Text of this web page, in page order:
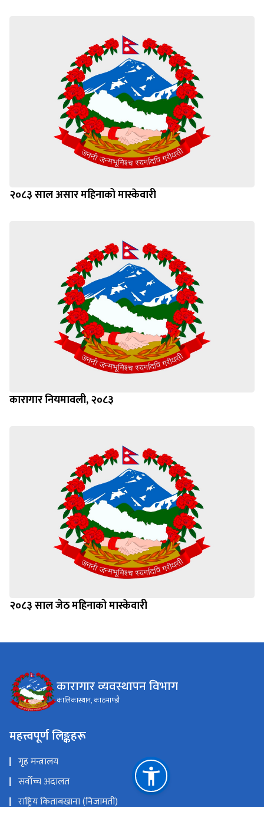
२०८३ साल असार महिनाको मास्केवारी
कारागार नियमावली, २०८३
२०८३ साल जेठ महिनाको मास्केवारी
कारागार व्यवस्थापन विभाग
कालिकास्थान, काठमाण्डौ
महत्त्वपूर्ण लिङ्कहरू
गृह मन्त्रालय
सर्वोच्च अदालत
राष्ट्रिय किताबखाना (निजामती)